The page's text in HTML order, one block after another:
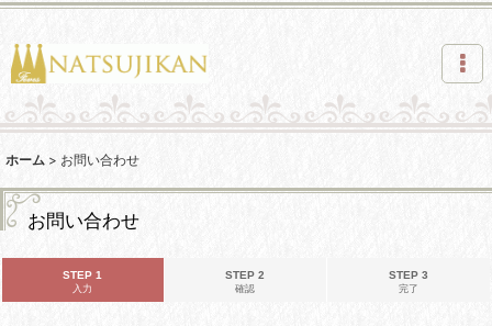
ホーム > お問い合わせ
お問い合わせ
STEP 1
入力
STEP 2
確認
STEP 3
完了